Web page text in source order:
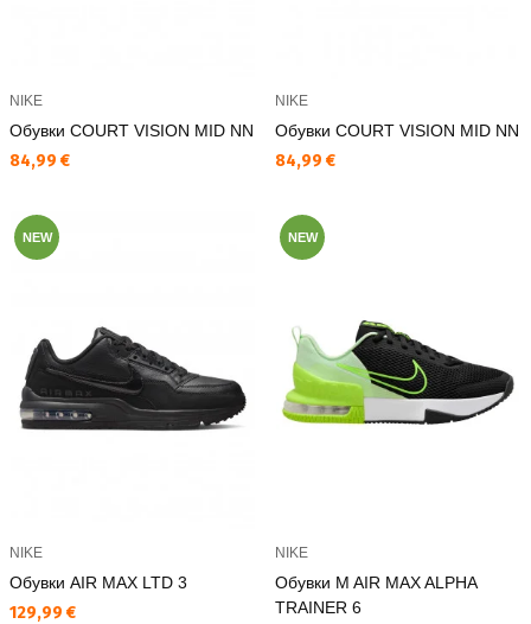
NIKE
Обувки COURT VISION MID NN
Текуща цена:
84,99 €
NIKE
Обувки COURT VISION MID NN
Текуща цена:
84,99 €
NEW
NIKE
Обувки AIR MAX LTD 3
Текуща цена:
129,99 €
NEW
NIKE
Обувки M AIR MAX ALPHA
TRAINER 6